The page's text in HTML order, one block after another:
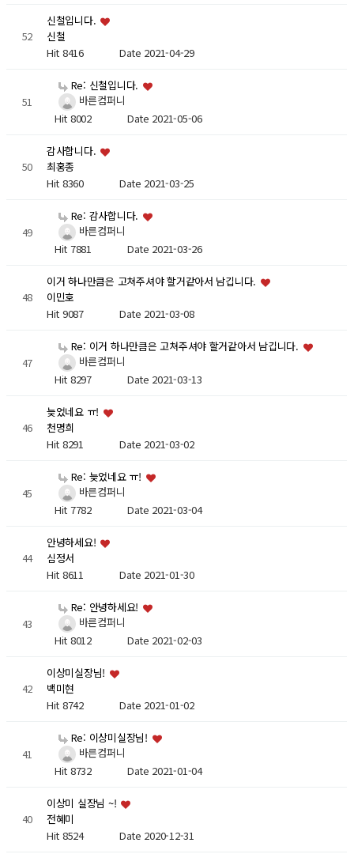
52
신철입니다.
신철
Hit 8416 Date 2021-04-29
51
Re: 신철입니다.
바른컴퍼니
Hit 8002 Date 2021-05-06
50
감사합니다.
최홍종
Hit 8360 Date 2021-03-25
49
Re: 감사합니다.
바른컴퍼니
Hit 7881 Date 2021-03-26
48
이거 하나만큼은 고쳐주셔야 할거같아서 남깁니다.
이민호
Hit 9087 Date 2021-03-08
47
Re: 이거 하나만큼은 고쳐주셔야 할거같아서 남깁니다.
바른컴퍼니
Hit 8297 Date 2021-03-13
46
늦었네요 ㅠ!
천명희
Hit 8291 Date 2021-03-02
45
Re: 늦었네요 ㅠ!
바른컴퍼니
Hit 7782 Date 2021-03-04
44
안녕하세요!
심정서
Hit 8611 Date 2021-01-30
43
Re: 안녕하세요!
바른컴퍼니
Hit 8012 Date 2021-02-03
42
이상미실장님!
백미현
Hit 8742 Date 2021-01-02
41
Re: 이상미실장님!
바른컴퍼니
Hit 8732 Date 2021-01-04
40
이상미 실장님 ~!
전혜미
Hit 8524 Date 2020-12-31